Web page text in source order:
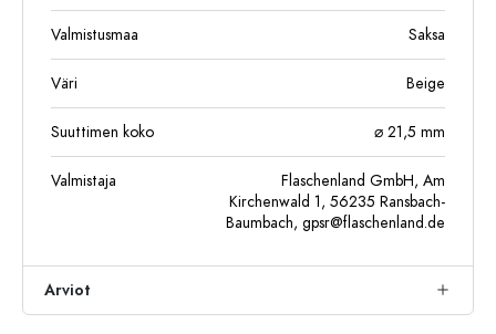
Valmistusmaa Saksa
Väri Beige
Suuttimen koko ⌀ 21,5 mm
Valmistaja
Flaschenland GmbH, Am
Kirchenwald 1, 56235 Ransbach-
Baumbach, gpsr@flaschenland.de
Arviot